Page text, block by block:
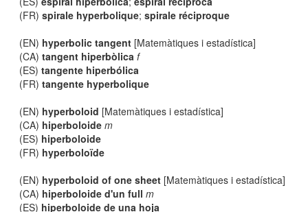
(FR)spirale hyperbolique;spirale réciproque
(EN) hyperbolic tangent [Matemàtiques i estadística]
(CA)tangent hiperbòlica f
(ES)tangente hiperbólica
(FR)tangente hyperbolique
(EN) hyperboloid [Matemàtiques i estadística]
(CA) hiperboloide m
(ES) hiperboloide
(FR) hyperboloïde
(EN) hyperboloid of one sheet [Matemàtiques i estadística]
(CA) hiperboloide d'un full m
(ES) hiperboloide de una hoja